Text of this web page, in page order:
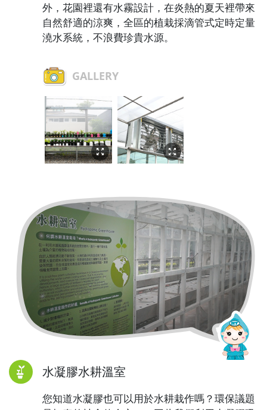
外，花園裡還有水霧設計，在炎熱的夏天裡帶來
自然舒適的涼爽，全區的植栽採滴管式定時定量
澆水系統，不浪費珍貴水源。
水凝膠水耕溫室
您知道水凝膠也可以用於水耕栽作嗎？環保議題